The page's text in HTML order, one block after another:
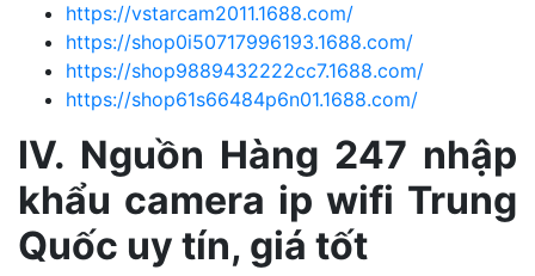
https://vstarcam2011.1688.com/
https://shop0i50717996193.1688.com/
https://shop9889432222cc7.1688.com/
https://shop61s66484p6n01.1688.com/
IV. Nguồn Hàng 247 nhập
khẩu camera ip wifi Trung
Quốc uy tín, giá tốt